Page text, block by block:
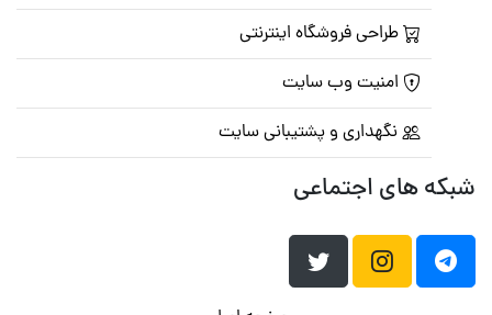
طراحی فروشگاه اینترنتی
امنیت وب سایت
نگهداری و پشتیبانی سایت
شبکه های اجتماعی